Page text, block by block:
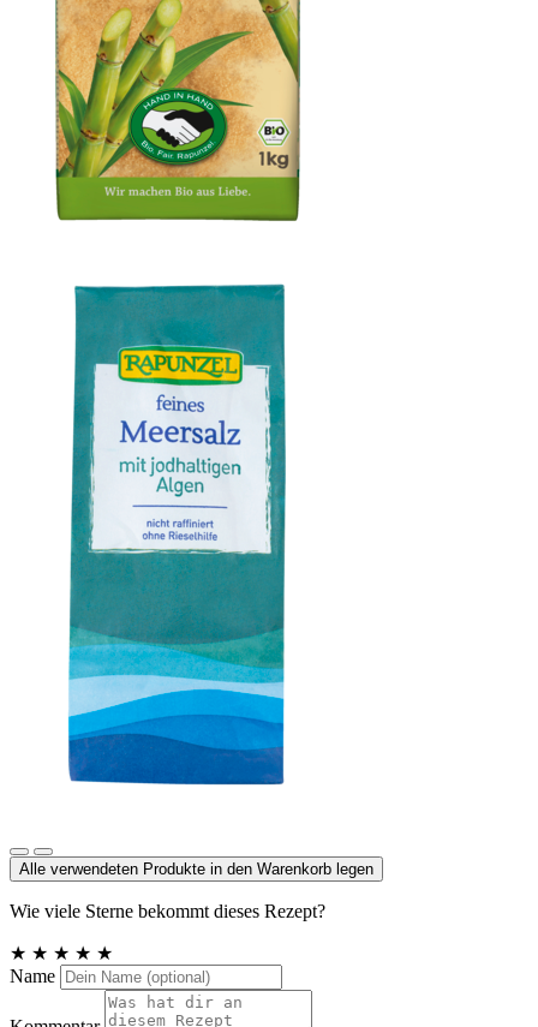
Alle verwendeten Produkte in den Warenkorb legen
Wie viele Sterne bekommt dieses Rezept?
★ ★ ★ ★ ★
Name